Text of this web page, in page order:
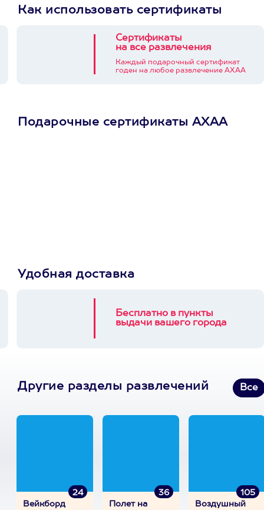
Как использовать сертификаты
Сертификаты
на все развлечения
Каждый подарочный сертификат
годен на любое развлечение АХАА
Подарочные сертификаты АХАА
Удобная доставка
Бесплатно в пункты
выдачи вашего города
Другие разделы развлечений Все
24
Вейкборд
36
Полет на
105
Воздушный